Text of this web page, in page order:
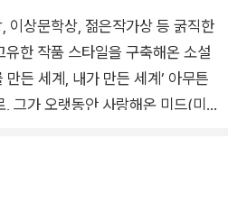
이상문학상, 젊은작가상 등 굵직한
한 작품 스타일을 구축해온 소설
만든 세계, 내가 만든 세계’ 아무튼
그가 오랫동안 사랑해온 미드(미
에서도 “소설이 그렇듯” 우리 삶을
’에 집중한다. 그를 번번이 사로잡